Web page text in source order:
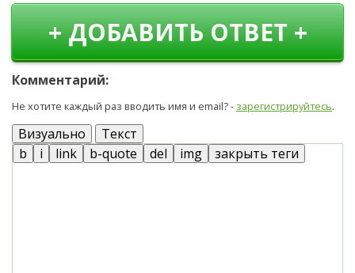
+ ДОБАВИТЬ ОТВЕТ +
Комментарий:
Не хотите каждый раз вводить имя и email? - зарегистрируйтесь.
Визуально Текст